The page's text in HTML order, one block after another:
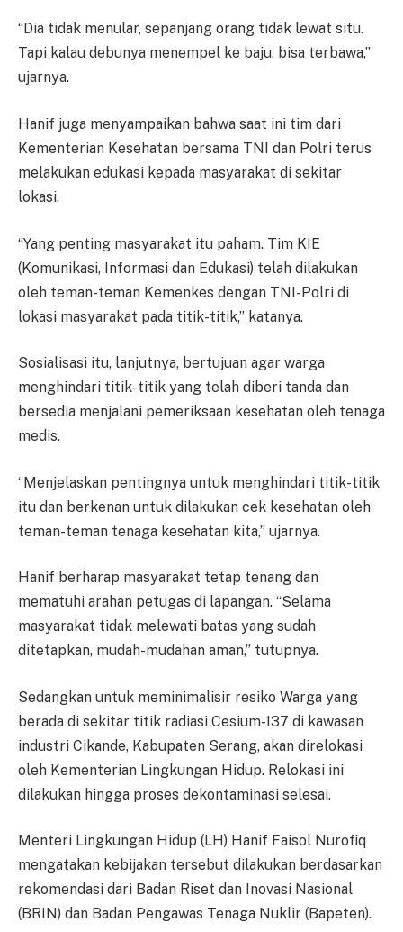
“Dia tidak menular, sepanjang orang tidak lewat situ.
Tapi kalau debunya menempel ke baju, bisa terbawa,”
ujarnya.
Hanif juga menyampaikan bahwa saat ini tim dari
Kementerian Kesehatan bersama TNI dan Polri terus
melakukan edukasi kepada masyarakat di sekitar
lokasi.
“Yang penting masyarakat itu paham. Tim KIE
(Komunikasi, Informasi dan Edukasi) telah dilakukan
oleh teman-teman Kemenkes dengan TNI-Polri di
lokasi masyarakat pada titik-titik,” katanya.
Sosialisasi itu, lanjutnya, bertujuan agar warga
menghindari titik-titik yang telah diberi tanda dan
bersedia menjalani pemeriksaan kesehatan oleh tenaga
medis.
“Menjelaskan pentingnya untuk menghindari titik-titik
itu dan berkenan untuk dilakukan cek kesehatan oleh
teman-teman tenaga kesehatan kita,” ujarnya.
Hanif berharap masyarakat tetap tenang dan
mematuhi arahan petugas di lapangan. “Selama
masyarakat tidak melewati batas yang sudah
ditetapkan, mudah-mudahan aman,” tutupnya.
Sedangkan untuk meminimalisir resiko Warga yang
berada di sekitar titik radiasi Cesium-137 di kawasan
industri Cikande, Kabupaten Serang, akan direlokasi
oleh Kementerian Lingkungan Hidup. Relokasi ini
dilakukan hingga proses dekontaminasi selesai.
Menteri Lingkungan Hidup (LH) Hanif Faisol Nurofiq
mengatakan kebijakan tersebut dilakukan berdasarkan
rekomendasi dari Badan Riset dan Inovasi Nasional
(BRIN) dan Badan Pengawas Tenaga Nuklir (Bapeten).